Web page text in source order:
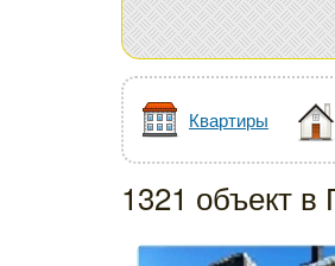
Квартиры
1321 объект в